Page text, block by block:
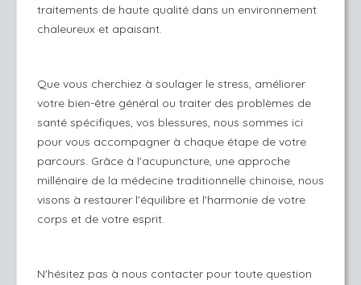
traitements de haute qualité dans un environnement
chaleureux et apaisant.
Que vous cherchiez à soulager le stress, améliorer
votre bien-être général ou traiter des problèmes de
santé spécifiques, vos blessures, nous sommes ici
pour vous accompagner à chaque étape de votre
parcours. Grâce à l'acupuncture, une approche
millénaire de la médecine traditionnelle chinoise, nous
visons à restaurer l'équilibre et l'harmonie de votre
corps et de votre esprit.
N'hésitez pas à nous contacter pour toute question